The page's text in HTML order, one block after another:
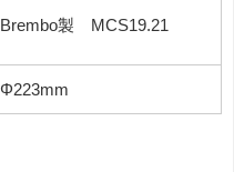
Brembo製 MCS19.21
Φ223mm